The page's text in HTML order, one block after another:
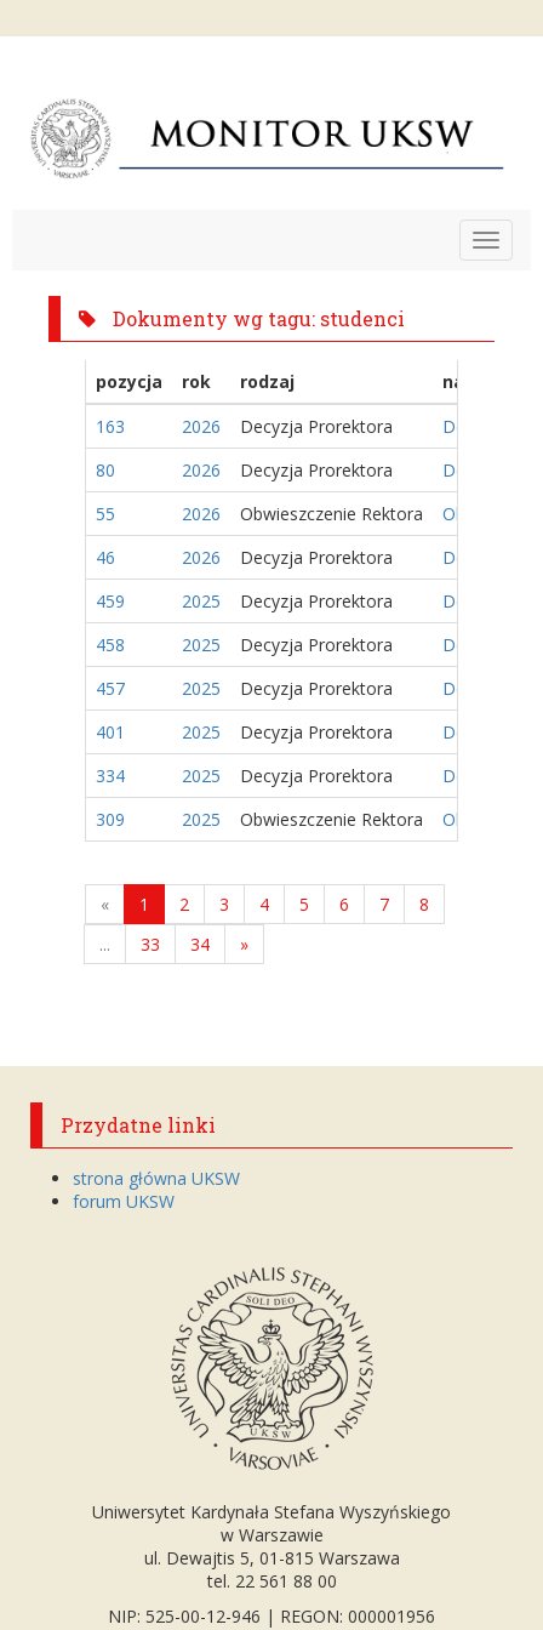
Toggle
Dokumenty wg tagu: studenci
pozycja rok rodzaj
nazwa
163
2026 Decyzja Prorektora
Decyzja Nr
80
2026 Decyzja Prorektora
Decyzja Nr
55
2026 Obwieszczenie Rektora
46
2026 Decyzja Prorektora
Decyzja Nr
459
2025 Decyzja Prorektora
Decyzja Nr
458
2025 Decyzja Prorektora
Decyzja Nr
457
2025 Decyzja Prorektora
Decyzja Nr
401
2025 Decyzja Prorektora
Decyzja Nr
334
2025 Decyzja Prorektora
Decyzja Nr
309
2025 Obwieszczenie Rektora
« 1 2 3 4 5 6 7
8
...
33 34 »
Przydatne linki
strona główna UKSW
forum UKSW
Uniwersytet Kardynała Stefana Wyszyńskiego
w Warszawie
ul. Dewajtis 5, 01-815 Warszawa
tel. 22 561 88 00
NIP: 525-00-12-946 | REGON: 000001956